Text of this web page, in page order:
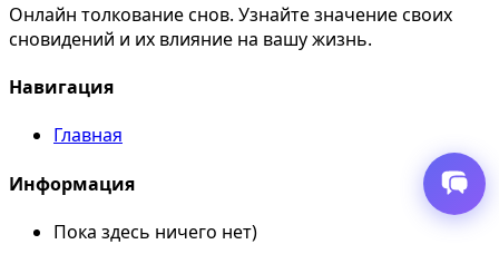
Онлайн толкование снов. Узнайте значение своих
сновидений и их влияние на вашу жизнь.
Навигация
Главная
Информация
Пока здесь ничего нет)